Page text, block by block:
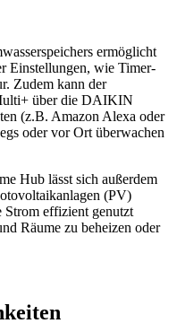
ermöglicht
Einstellungen, wie Timer-
Zudem kann der
über die DAIKIN
(z.B. Amazon Alexa oder
oder vor Ort überwachen
Hub lässt sich außerdem
(PV)
Strom effizient genutzt
Räume zu beheizen oder